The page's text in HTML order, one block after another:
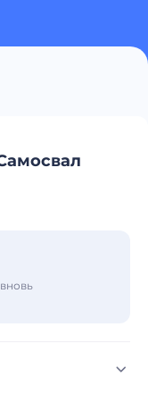
14:37 МСК